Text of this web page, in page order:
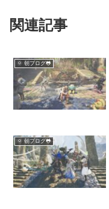
関連記事
🌞 朝ブログ🐸
🌞 朝ブログ🐸